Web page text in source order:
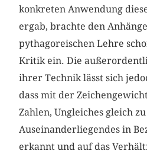
konkreten Anwendung
ergab, brachte den
pythagoreischen Lehre
Kritik ein. Die
ihrer Technik lässt sich
dass mit der
Zahlen, Ungleiches gleich
Auseinanderliegendes in
erkannt und auf das